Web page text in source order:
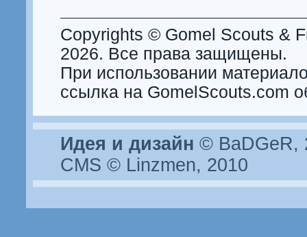
Copyrights © Gomel Scouts &
2026. Все права защищены.
При использовании
ссылка на GomelScouts.com
Идея и дизайн © BaDGeR,
CMS © Linzmen, 2010